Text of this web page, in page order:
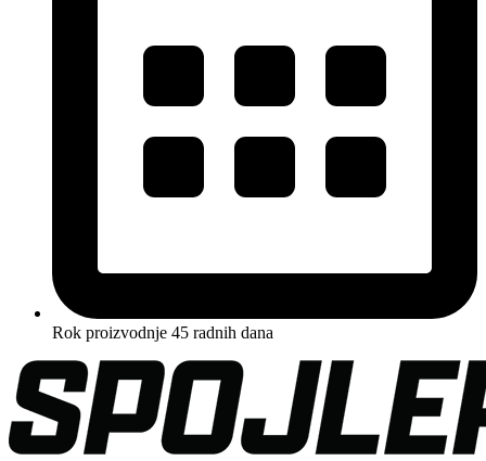
Rok proizvodnje 45 radnih dana